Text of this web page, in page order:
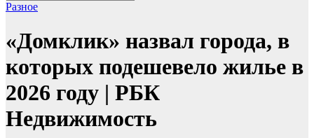
Разное
«Домклик» назвал города, в
которых подешевело жилье в
2026 году | РБК
Недвижимость